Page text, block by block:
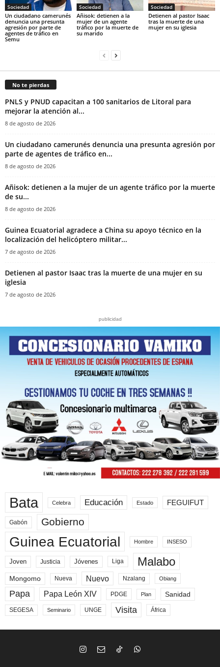
Sociedad
‎Un ciudadano camerunés
denuncia una presunta
agresión por parte de
agentes de tráfico en
Semu
Sociedad
Añisok: detienen a la
mujer de un agente
tráfico por la muerte de
su marido‎
Sociedad
‎Detienen al pastor Isaac
tras la muerte de una
mujer en su iglesia‎
No te pierdas
PNLS y PNUD capacitan a 100 sanitarios de Litoral para
mejorar la atención al...
8 de agosto de 2026
‎Un ciudadano camerunés denuncia una presunta agresión por
parte de agentes de tráfico en...
8 de agosto de 2026
Añisok: detienen a la mujer de un agente tráfico por la muerte
de su...
8 de agosto de 2026
Guinea Ecuatorial agradece a China su apoyo técnico en la
localización del helicóptero militar...
7 de agosto de 2026
‎Detienen al pastor Isaac tras la muerte de una mujer en su
iglesia‎
7 de agosto de 2026
publicidad
Bata Celebra Educación Estado FEGUIFUT
Gabón Gobierno
Guinea Ecuatorial Hombre INSESO
Joven Justicia Jóvenes Liga Malabo
Mongomo Nueva Nuevo Nzalang Obiang
Papa Papa León XIV PDGE Plan Sanidad
SEGESA Seminario UNGE Visita África